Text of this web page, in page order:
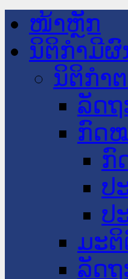
ໜ້າຫຼັກ
ນິຕິກໍາມີ
ນິຕິກໍາ
ລັດ
ກົດ
ກົ
ປ
ປ
ມະຕິ
ລັດ